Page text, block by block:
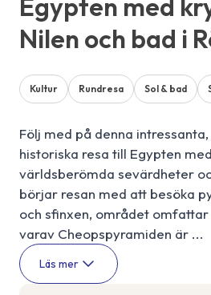
Egypten med
Nilen och bad i
Kultur Rundresa Sol & bad
Följ med på denna
historiska resa till Egypten
världsberömda sevärdheter
börjar resan med att besöka
och sfinxen, området
varav Cheopspyramiden är ...
Läs mer